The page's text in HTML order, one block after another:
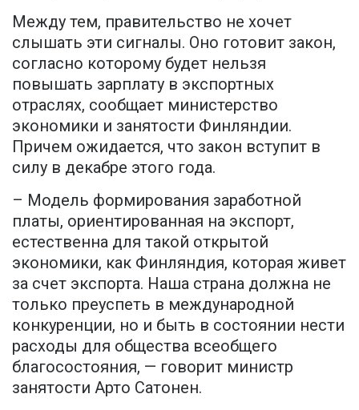
Между тем, правительство не хочет
слышать эти сигналы. Оно готовит закон,
согласно которому будет нельзя
повышать зарплату в экспортных
отраслях, сообщает министерство
экономики и занятости Финляндии.
Причем ожидается, что закон вступит в
силу в декабре этого года.
– Модель формирования заработной
платы, ориентированная на экспорт,
естественна для такой открытой
экономики, как Финляндия, которая живет
за счет экспорта. Наша страна должна не
только преуспеть в международной
конкуренции, но и быть в состоянии нести
расходы для общества всеобщего
благосостояния, — говорит министр
занятости Арто Сатонен.